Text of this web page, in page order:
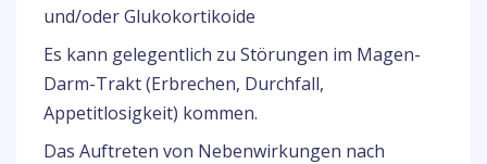
und/oder Glukokortikoide
Es kann gelegentlich zu Störungen im Magen-
Darm-Trakt (Erbrechen, Durchfall,
Appetitlosigkeit) kommen.
Das Auftreten von Nebenwirkungen nach